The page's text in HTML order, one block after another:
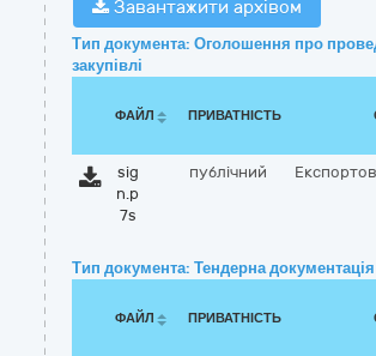
Завантажити архівом
Тип документа: Оголошення про
закупівлі
ФАЙЛ ПРИВАТНІСТЬ
sig
n.p
7s
публічний
Тип документа: Тендерна документація
ФАЙЛ ПРИВАТНІСТЬ